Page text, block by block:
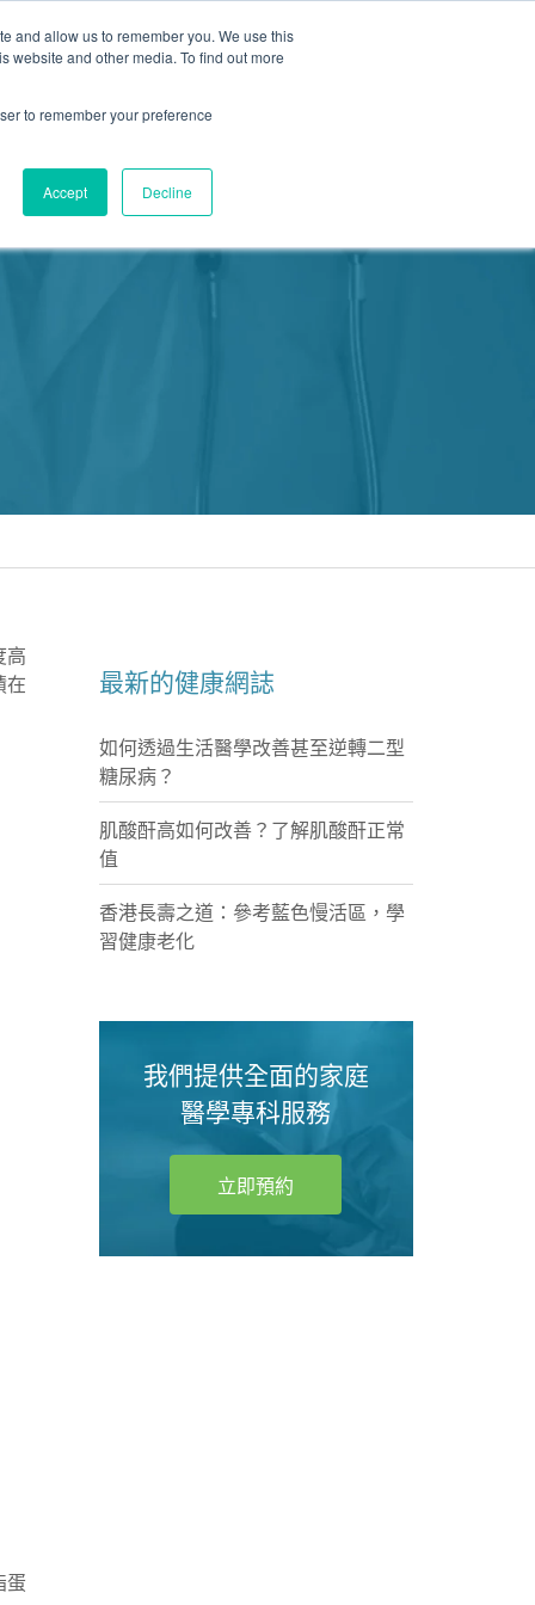
and allow us to remember you. We use this
website and other media. To find out more
to remember your preference
Accept Decline
我們
我們
活動 商店 2155 9055
高
在
蛋
最新的健康網誌
如何透過生活醫學改善甚至逆轉二型
糖尿病？
肌酸酐高如何改善？了解肌酸酐正常
值
香港長壽之道：參考藍色慢活區，學
習健康老化
我們提供全面的家庭
醫學專科服務
立即預約